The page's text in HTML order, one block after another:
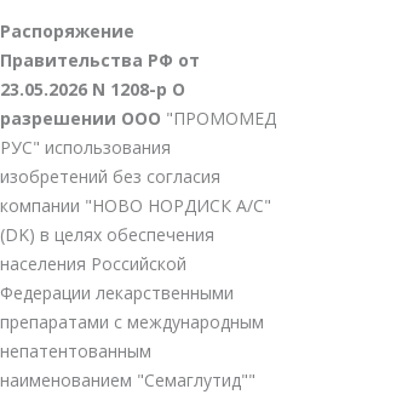
Распоряжение
Правительства РФ от
23.05.2026 N 1208-р О
разрешении ООО "ПРОМОМЕД
РУС" использования
изобретений без согласия
компании "НОВО НОРДИСК А/С"
(DK) в целях обеспечения
населения Российской
Федерации лекарственными
препаратами с международным
непатентованным
наименованием "Семаглутид""